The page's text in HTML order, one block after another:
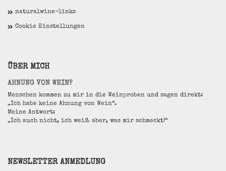
naturalwine-links
Cookie Einstellungen
ÜBER MICH
AHNUNG VON WEIN?
Menschen kommen zu mir in die Weinproben und sagen direkt:
„Ich habe keine Ahnung von Wein“.
Meine Antwort:
„Ich auch nicht, ich weiß aber, was mir schmeckt!“
NEWSLETTER ANMEDLUNG